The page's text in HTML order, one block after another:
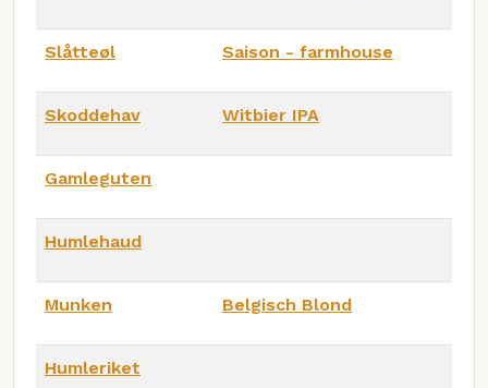
Slåtteøl Saison - farmhouse
Skoddehav Witbier IPA
Gamleguten
Humlehaud
Munken Belgisch Blond
Humleriket